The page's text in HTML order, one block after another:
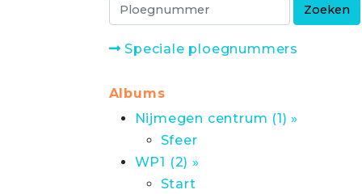
Speciale ploegnummers
Albums
Nijmegen centrum (1) »
Sfeer
WP1 (2) »
Start